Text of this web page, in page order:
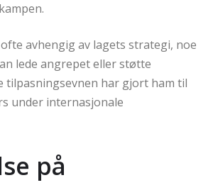
avhengig av lagets strategi, noe
lede angrepet eller støtte
tilpasningsevnen har gjort ham til
under internasjonale
på